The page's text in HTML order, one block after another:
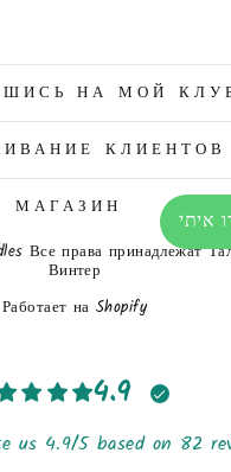
НА МОЙ КЛУБ
КЛИЕНТОВ
МАГАЗИН
Все права принадлежат
Винтер
Работает на Shopify
4.9
us 4.9/5 based on 82